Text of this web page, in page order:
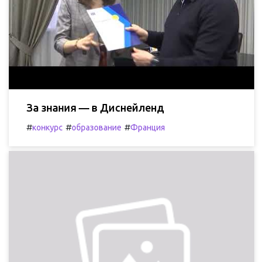
За знания — в Диснейленд
#конкурс #образование #Франция